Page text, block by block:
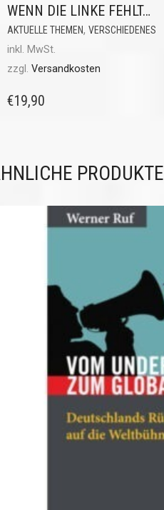
WENN DIE LINKE FEHLT…
AKTUELLE THEMEN, VERSCHIEDENES
inkl. MwSt.
zzgl. Versandkosten
€19,90
PRODUKTE